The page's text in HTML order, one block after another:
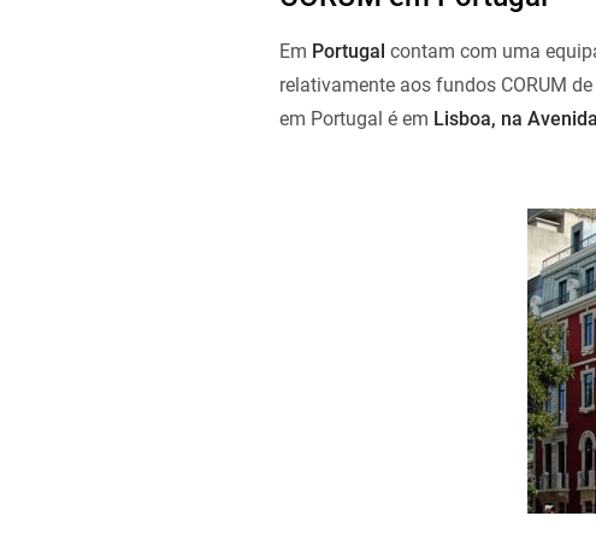
Em Portugal contam com uma
relativamente aos fundos CORUM
em Portugal é em Lisboa, na